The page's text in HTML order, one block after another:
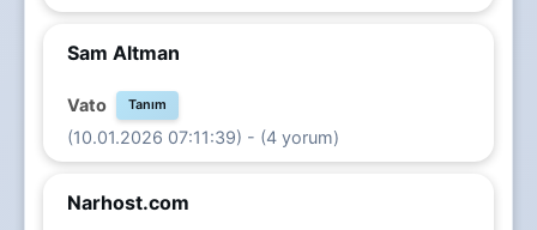
Sam Altman
Vato Tanım
(10.01.2026 07:11:39) - (4 yorum)
Narhost.com